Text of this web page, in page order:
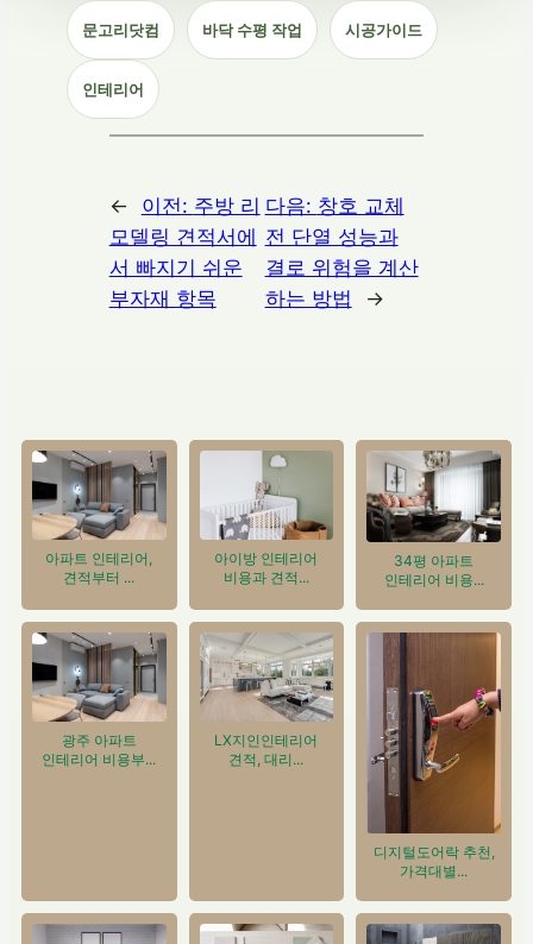
문고리닷컴 바닥 수평 작업 시공가이드
인테리어
← 이전: 주방 리
모델링 견적서에
서 빠지기 쉬운
부자재 항목
다음: 창호 교체
전 단열 성능과
결로 위험을 계산
하는 방법
→
아파트 인테리어,
견적부터 ...
아이방 인테리어
비용과 견적...
34평 아파트
인테리어 비용...
광주 아파트
인테리어 비용부...
LX지인인테리어
견적, 대리...
디지털도어락 추천,
가격대별...